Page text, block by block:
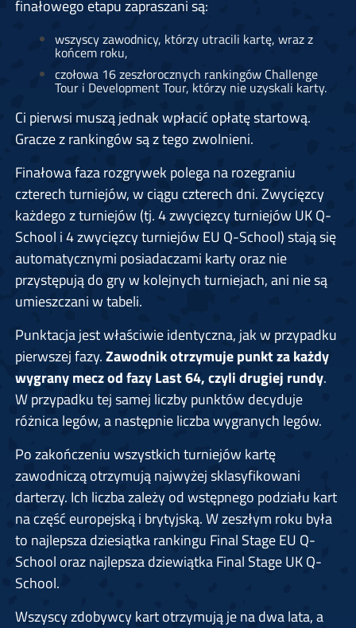
finałowego etapu zapraszani są:
wszyscy zawodnicy, którzy utracili kartę, wraz z
końcem roku,
czołowa 16 zeszłorocznych rankingów Challenge
Tour i Development Tour, którzy nie uzyskali karty.
Ci pierwsi muszą jednak wpłacić opłatę startową.
Gracze z rankingów są z tego zwolnieni.
Finałowa faza rozgrywek polega na rozegraniu
czterech turniejów, w ciągu czterech dni. Zwycięzcy
każdego z turniejów (tj. 4 zwycięzcy turniejów UK Q-
School i 4 zwycięzcy turniejów EU Q-School) stają się
automatycznymi posiadaczami karty oraz nie
przystępują do gry w kolejnych turniejach, ani nie są
umieszczani w tabeli.
Punktacja jest właściwie identyczna, jak w przypadku
pierwszej fazy.Zawodnik otrzymuje punkt za każdy
wygrany mecz od fazy Last 64, czyli drugiej rundy.
W przypadku tej samej liczby punktów decyduje
różnica legów, a następnie liczba wygranych legów.
Po zakończeniu wszystkich turniejów kartę
zawodniczą otrzymują najwyżej sklasyfikowani
darterzy. Ich liczba zależy od wstępnego podziału kart
na część europejską i brytyjską. W zeszłym roku była
to najlepsza dziesiątka rankingu Final Stage EU Q-
School oraz najlepsza dziewiątka Final Stage UK Q-
School.
Wszyscy zdobywcy kart otrzymują je na dwa lata, a